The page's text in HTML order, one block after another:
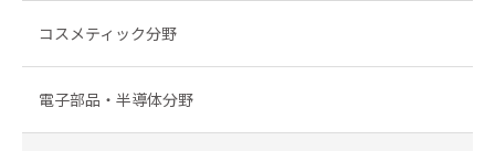
コスメティック分野
電子部品・半導体分野